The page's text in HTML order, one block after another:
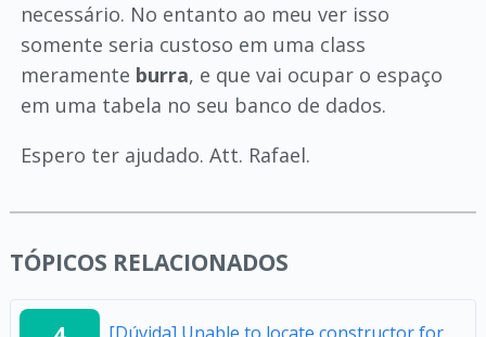
necessário. No entanto ao meu ver isso
somente seria custoso em uma class
meramente burra, e que vai ocupar o espaço
em uma tabela no seu banco de dados.
Espero ter ajudado. Att. Rafael.
TÓPICOS RELACIONADOS